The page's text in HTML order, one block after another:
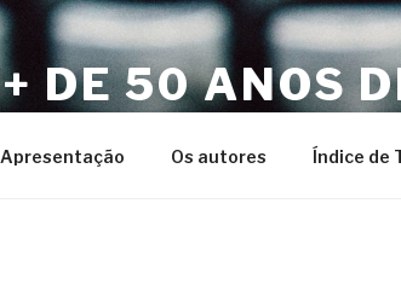
+ DE 50 ANOS
Apresentação Os autores Índice de